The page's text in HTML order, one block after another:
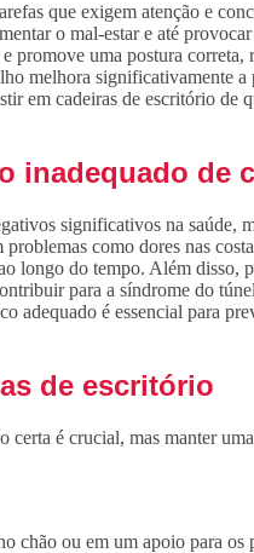
que exigem atenção e
o mal-estar e até
promove uma postura
melhora significativamente
em cadeiras de escritório
inadequado de
significativos na
como dores nas
longo do tempo. Além disso,
para a síndrome do
adequado é essencial para
de escritório
é crucial, mas manter
chão ou em um apoio para